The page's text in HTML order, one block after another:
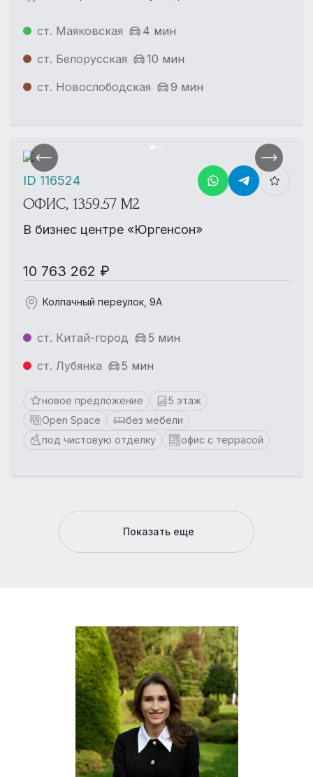
ст. Маяковская
4 мин
ст. Белорусская
10 мин
ст. Новослободская
9 мин
ОФИС, 1359.57 М2
В бизнес центре «Юргенсон»
10 763 262 ₽
Колпачный переулок, 9А
ст. Китай-город
5 мин
ст. Лубянка
5 мин
новое предложение
5 этаж
Open Space
без мебели
под чистовую отделку
офис с террасой
ID 116524
Показать еще